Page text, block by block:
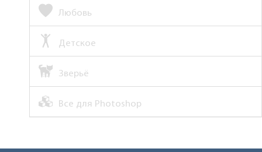
Любовь
Детское
Зверьё
Все для Photoshop